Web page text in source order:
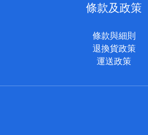
條款及政策
條款與細則
退換貨政策
運送政策